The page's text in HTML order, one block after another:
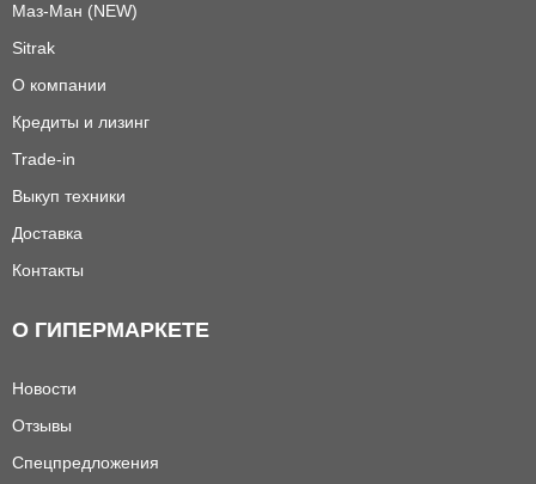
Маз-Ман (NEW)
Sitrak
О компании
Кредиты и лизинг
Trade-in
Выкуп техники
Доставка
Контакты
О ГИПЕРМАРКЕТЕ
Новости
Отзывы
Спецпредложения